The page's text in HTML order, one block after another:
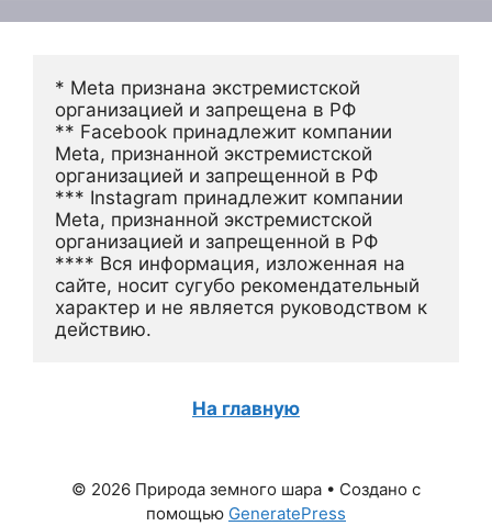
* Meta признана экстремистской
организацией и запрещена в РФ
** Facebook принадлежит компании
Meta, признанной экстремистской
организацией и запрещенной в РФ
*** Instagram принадлежит компании
Meta, признанной экстремистской
организацией и запрещенной в РФ
**** Вся информация, изложенная на
сайте, носит сугубо рекомендательный
характер и не является руководством к
действию.
На главную
© 2026 Природа земного шара • Создано с
помощью GeneratePress